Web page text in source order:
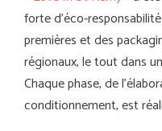
forte d’éco-
premières et des
régionaux, le tout dans
Chaque phase, de
conditionnement, est